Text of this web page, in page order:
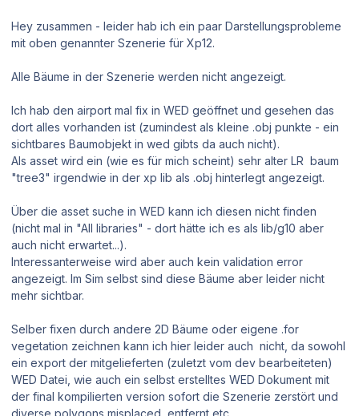
Hey zusammen - leider hab ich ein paar Darstellungsprobleme
mit oben genannter Szenerie für Xp12.
Alle Bäume in der Szenerie werden nicht angezeigt.
Ich hab den airport mal fix in WED geöffnet und gesehen das
dort alles vorhanden ist (zumindest als kleine .obj punkte - ein
sichtbares Baumobjekt in wed gibts da auch nicht).
Als asset wird ein (wie es für mich scheint) sehr alter LR baum
"tree3" irgendwie in der xp lib als .obj hinterlegt angezeigt.
Über die asset suche in WED kann ich diesen nicht finden
(nicht mal in "All libraries" - dort hätte ich es als lib/g10 aber
auch nicht erwartet...).
Interessanterweise wird aber auch kein validation error
angezeigt. Im Sim selbst sind diese Bäume aber leider nicht
mehr sichtbar.
Selber fixen durch andere 2D Bäume oder eigene .for
vegetation zeichnen kann ich hier leider auch nicht, da sowohl
ein export der mitgelieferten (zuletzt vom dev bearbeiteten)
WED Datei, wie auch ein selbst erstelltes WED Dokument mit
der final kompilierten version sofort die Szenerie zerstört und
diverse polygons misplaced, entfernt etc....